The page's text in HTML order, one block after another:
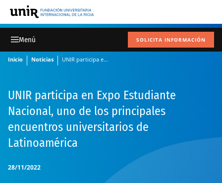
SOLICITA INFORMACIÓN
Inicio Noticias UNIR participa en Expo Estudiante Nacional, uno de los principales encuentros universitarios de Latinoamérica
28/11/2022
UNIR participa en Expo Estudiante
Nacional, uno de los principales
encuentros universitarios de
Latinoamérica